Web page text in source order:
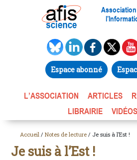
Espace abonné
L’ASSOCIATION ARTICLES
LIBRAIRIE
VIDÉOS
Accueil / Notes de lecture / Je suis à l’Est !
Je suis à l’Est !